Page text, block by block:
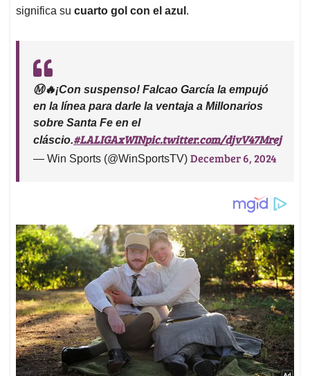
significa su cuarto gol con el azul .
Ⓜ️🔥¡Con suspenso! Falcao García la empujó
en la línea para darle la ventaja a Millonarios
sobre Santa Fe en el
cláscio.#LALIGAxWINpic.twitter.com/djvV47Mrej
— Win Sports (@WinSportsTV) December 6, 2024